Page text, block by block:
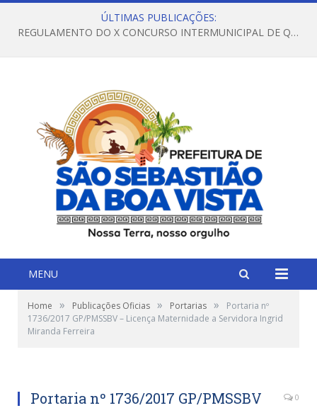
ÚLTIMAS PUBLICAÇÕES:
REGULAMENTO DO X CONCURSO INTERMUNICIPAL DE QUADRILHAS JUNINAS – 2026 – ARRAIÁ DA VENEZA
MENU
Home » Publicações Oficias » Portarias »
Portaria nº
1736/2017 GP/PMSSBV – Licença Maternidade a Servidora Ingrid
Miranda Ferreira
Portaria nº 1736/2017 GP/PMSSBV
0